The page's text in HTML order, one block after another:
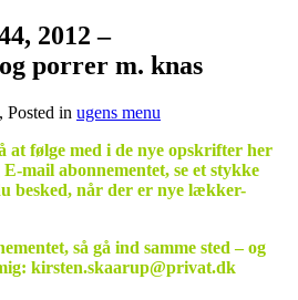
2012 –
porrer m. knas
, Posted in ugens menu
følge med i de nye opskrifter her
mail abonnementet, se et stykke
besked, når der er nye lækker-
så gå ind samme sted – og
kirsten.skaarup@privat.dk